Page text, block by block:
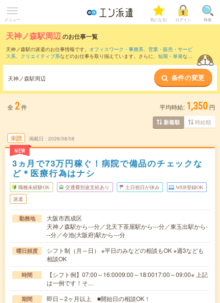
メニュー 気になる! ログイン 検索
天神ノ森駅周辺のお仕事一覧
天神ノ森駅の派遣のお仕事情報です。 オフィスワーク・事務系、 営業・販売・サービ
ス系、 クリエイティブ系などのお仕事を取り揃えています。さらに、 短期 ・ 単発など
また、 なんば(地下鉄)駅 ・ ＪＲ難波駅など
近隣駅のお仕事もご確認いただけます。
天神ノ森駅周辺 条件の変更
全 2件 平均時給: 1,350 円
新着順 時給順
未読
NEW
掲載日 2026/08/08
3ヵ月で73万円稼ぐ！病院で備品のチェックな
ど＊医療行為はナシ
職種未経験OK 交通費別途支給あり 土日祝日が休み WEB登録OK
派遣
勤務地
大阪市西成区
天神ノ森駅から---分／北天下茶屋駅から---分／東玉出駅から-
--分／今池(大阪府)駅から---分
曜日頻度
シフト制（月～日） ※平日のみなどの相談もOK ※週3なども
相談OK
時間
【シフト例】07:00～16:0009:00～18:0017:00～09:00※ 上記
は一例です！そ…
期間 即日～2ヶ月以上 ■開始日の相談OK！